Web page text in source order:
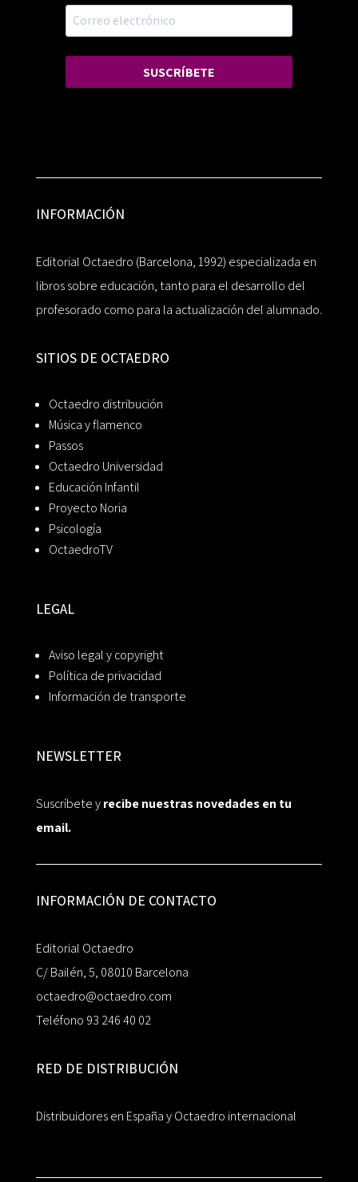
SUSCRÍBETE
INFORMACIÓN
Editorial Octaedro (Barcelona, 1992) especializada en
libros sobre educación, tanto para el desarrollo del
profesorado como para la actualización del alumnado.
SITIOS DE OCTAEDRO
Octaedro distribución
Música y flamenco
Passos
Octaedro Universidad
Educación Infantil
Proyecto Noria
Psicología
OctaedroTV
LEGAL
Aviso legal y copyright
Política de privacidad
Información de transporte
NEWSLETTER
Suscríbete yrecibe nuestras novedades en tu
email.
INFORMACIÓN DE CONTACTO
Editorial Octaedro
C/ Bailén, 5, 08010 Barcelona
octaedro@octaedro.com
Teléfono 93 246 40 02
RED DE DISTRIBUCIÓN
Distribuidores en España y Octaedro internacional